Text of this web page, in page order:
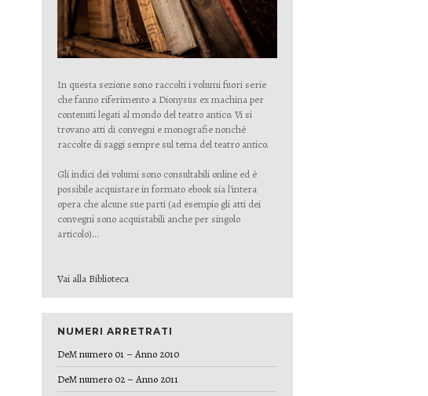
In questa sezione sono raccolti i volumi fuori serie
che fanno riferimento a Dionysus ex machina per
contenuti legati al mondo del teatro antico. Vi si
trovano atti di convegni e monografie nonchè
raccolte di saggi sempre sul tema del teatro antico.
Gli indici dei volumi sono consultabili online ed è
possibile acquistare in formato ebook sia l'intera
opera che alcune sue parti (ad esempio gli atti dei
convegni sono acquistabili anche per singolo
articolo)...
Vai alla Biblioteca
NUMERI ARRETRATI
DeM numero 01 – Anno 2010
DeM numero 02 – Anno 2011